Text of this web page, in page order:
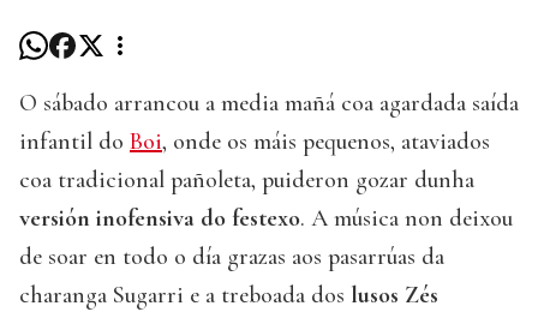
O sábado arrancou a media mañá coa agardada saída
infantil do Boi, onde os máis pequenos, ataviados
coa tradicional pañoleta, puideron gozar dunha
versión inofensiva do festexo. A música non deixou
de soar en todo o día grazas aos pasarrúas da
charanga Sugarri e a treboada dos lusos Zés